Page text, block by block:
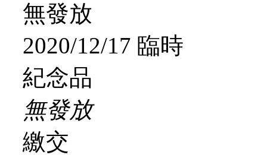
無發放
2020/12/17 臨時
紀念品
無發放
繳交